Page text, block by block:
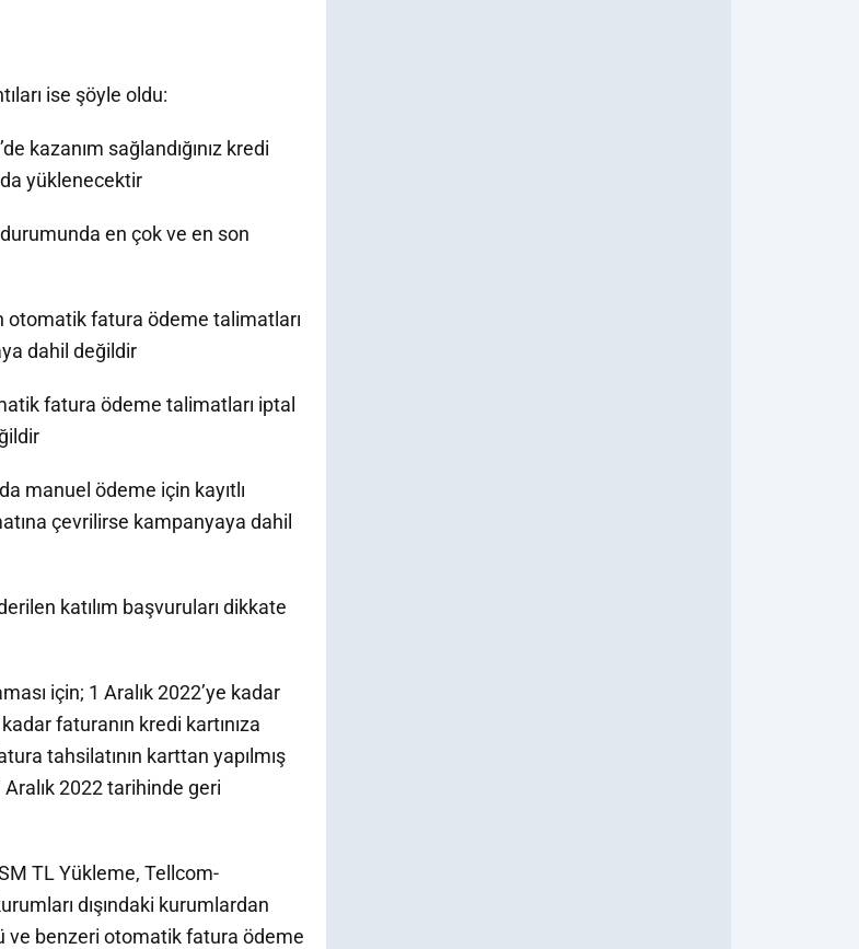
ise şöyle oldu:
kazanım sağlandığınız kredi
yüklenecektir
en çok ve en son
otomatik fatura ödeme talimatları
dahil değildir
fatura ödeme talimatları iptal
manuel ödeme için kayıtlı
çevrilirse kampanyaya dahil
katılım başvuruları dikkate
için; 1 Aralık 2022’ye kadar
faturanın kredi kartınıza
tahsilatının karttan yapılmış
2022 tarihinde geri
TL Yükleme, Tellcom-
dışındaki kurumlardan
ve benzeri otomatik fatura ödeme